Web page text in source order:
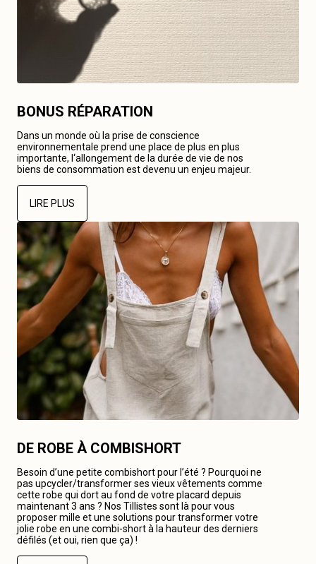
BONUS RÉPARATION
Dans un monde où la prise de conscience
environnementale prend une place de plus en plus
importante, l‘allongement de la durée de vie de nos
biens de consommation est devenu un enjeu majeur.
LIRE PLUS
DE ROBE À COMBISHORT
Besoin d’une petite combishort pour l’été ? Pourquoi ne
pas upcycler/transformer ses vieux vêtements comme
cette robe qui dort au fond de votre placard depuis
maintenant 3 ans ? Nos Tillistes sont là pour vous
proposer mille et une solutions pour transformer votre
jolie robe en une combi-short à la hauteur des derniers
défilés (et oui, rien que ça) !